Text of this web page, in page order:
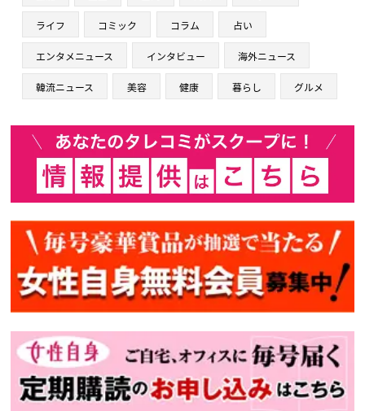
ライフ コミック コラム 占い
エンタメニュース インタビュー 海外ニュース
韓流ニュース 美容 健康 暮らし グルメ